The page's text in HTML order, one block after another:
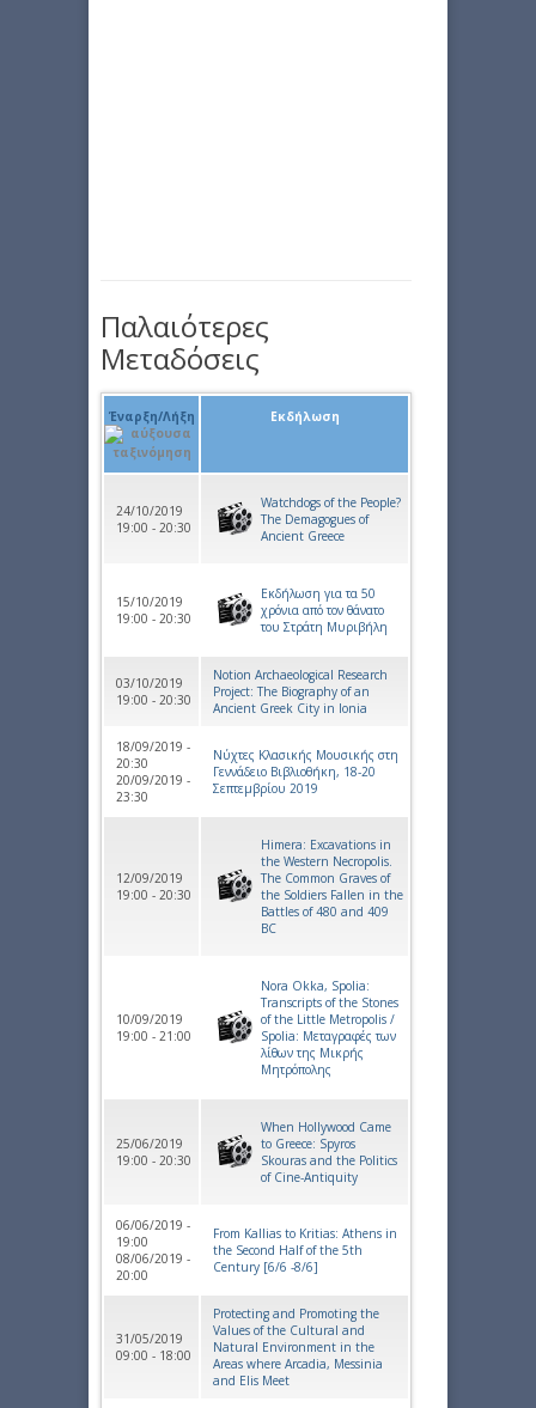
Παλαιότερες
Μεταδόσεις
Έναρξη/Λήξη Εκδήλωση
24/10/2019
19:00 - 20:30
Watchdogs of the People?
The Demagogues of
Ancient Greece
15/10/2019
19:00 - 20:30
Εκδήλωση για τα 50
χρόνια από τον θάνατο
του Στράτη Μυριβήλη
03/10/2019
19:00 - 20:30
Notion Archaeological Research
Project: The Biography of an
Ancient Greek City in Ionia
18/09/2019 -
20:30
20/09/2019 -
23:30
Νύχτες Κλασικής Μουσικής στη
Γεννάδειο Βιβλιοθήκη, 18-20
Σεπτεμβρίου 2019
12/09/2019
19:00 - 20:30
Himera: Excavations in
the Western Necropolis.
The Common Graves of
the Soldiers Fallen in the
Battles of 480 and 409
BC
10/09/2019
19:00 - 21:00
Nora Okka, Spolia:
Transcripts of the Stones
of the Little Metropolis /
Spolia: Μεταγραφές των
λίθων της Μικρής
Μητρόπολης
25/06/2019
19:00 - 20:30
When Hollywood Came
to Greece: Spyros
Skouras and the Politics
of Cine-Antiquity
06/06/2019 -
19:00
08/06/2019 -
20:00
From Kallias to Kritias: Athens in
the Second Half of the 5th
Century [6/6 -8/6]
31/05/2019
09:00 - 18:00
Protecting and Promoting the
Values of the Cultural and
Natural Environment in the
Areas where Arcadia, Messinia
and Elis Meet